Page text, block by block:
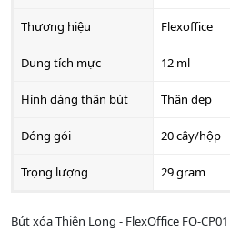
Thương hiệu Flexoffice
Dung tích mực 12 ml
Hình dáng thân bút Thân dẹp
Đóng gói 20 cây/hộp
Trọng lượng 29 gram
Bút xóa Thiên Long - FlexOffice FO-